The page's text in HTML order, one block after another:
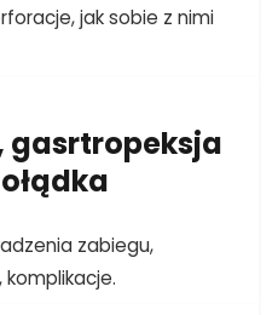
jak sobie z nimi
gasrtropeksja
zabiegu,
komplikacje.